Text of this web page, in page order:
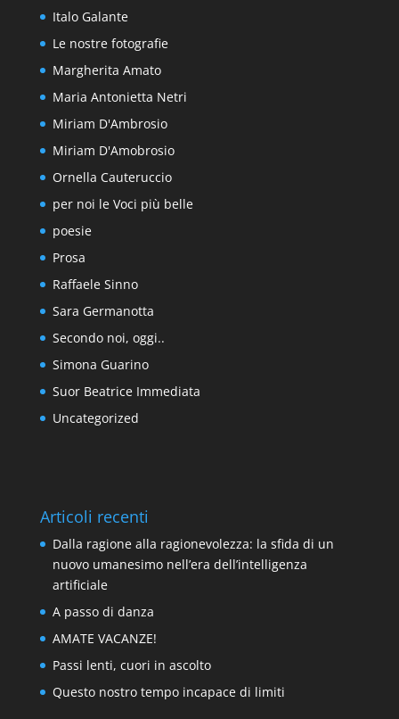
Italo Galante
Le nostre fotografie
Margherita Amato
Maria Antonietta Netri
Miriam D'Ambrosio
Miriam D'Amobrosio
Ornella Cauteruccio
per noi le Voci più belle
poesie
Prosa
Raffaele Sinno
Sara Germanotta
Secondo noi, oggi..
Simona Guarino
Suor Beatrice Immediata
Uncategorized
Articoli recenti
Dalla ragione alla ragionevolezza: la sfida di un
nuovo umanesimo nell’era dell’intelligenza
artificiale
A passo di danza
AMATE VACANZE!
Passi lenti, cuori in ascolto
Questo nostro tempo incapace di limiti